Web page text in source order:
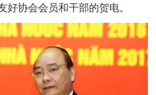
好协会会员和干部的贺电。